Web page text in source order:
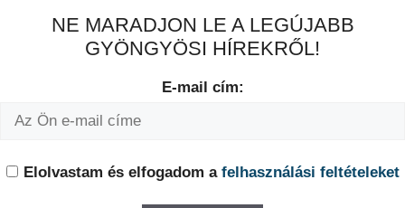
NE MARADJON LE A LEGÚJABB
GYÖNGYÖSI HÍREKRŐL!
E-mail cím:
Elolvastam és elfogadom a felhasználási feltételeket